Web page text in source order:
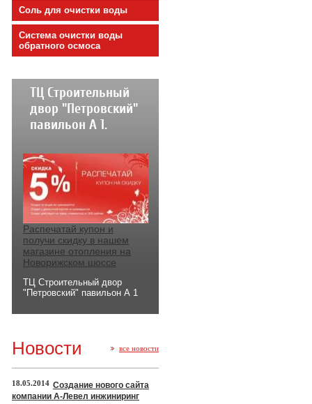
Соль для очистки воды
Cистема очистки воды
обратного осмоса
ТЦ Строительный
двор "Петровский"
павильон А 1.
Распечатай купон и
получи скидку в нашем
магазине отопления на
Новорижском шоссе
ТЦ Строительный двор
"Петровский" павильон А 1
Новости все новости
18.05.2014 Создание нового сайта
компании А-Левел инжиниринг